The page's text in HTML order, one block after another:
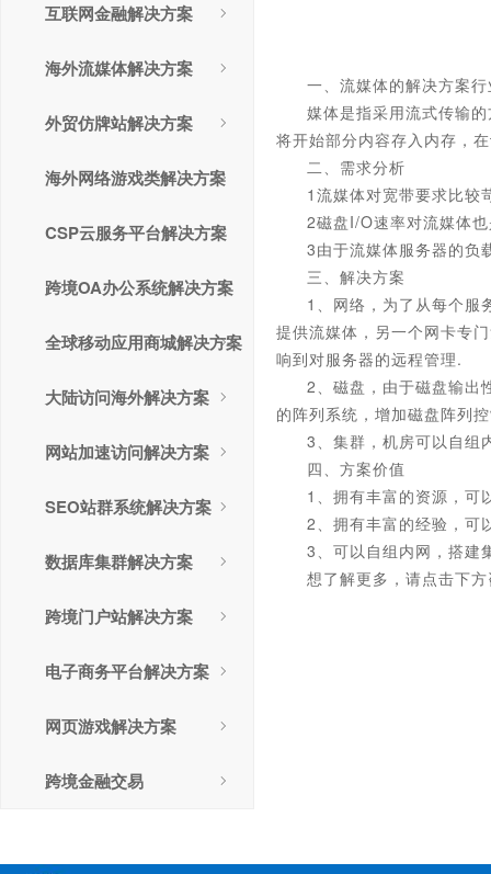
互联网金融解决方案
海外流媒体解决方案
外贸仿牌站解决方案
海外网络游戏类解决方案
CSP云服务平台解决方案
跨境OA办公系统解决方案
全球移动应用商城解决方案
大陆访问海外解决方案
网站加速访问解决方案
SEO站群系统解决方案
数据库集群解决方案
跨境门户站解决方案
电子商务平台解决方案
网页游戏解决方案
跨境金融交易
一、流媒体的解决方案
媒体是指采用流式传输
将开始部分内容存入内存，
二、需求分析
1流媒体对宽带要求比较
2磁盘I/O速率对流媒体
3由于流媒体服务器的负
三、解决方案
1、网络，为了从每个服
提供流媒体，另一个网卡专
响到对服务器的远程管理.
2、磁盘，由于磁盘输出
的阵列系统，增加磁盘阵列
3、集群，机房可以自组
四、方案价值
1、拥有丰富的资源，可
2、拥有丰富的经验，可
3、可以自组内网，搭建
想了解更多，请点击下